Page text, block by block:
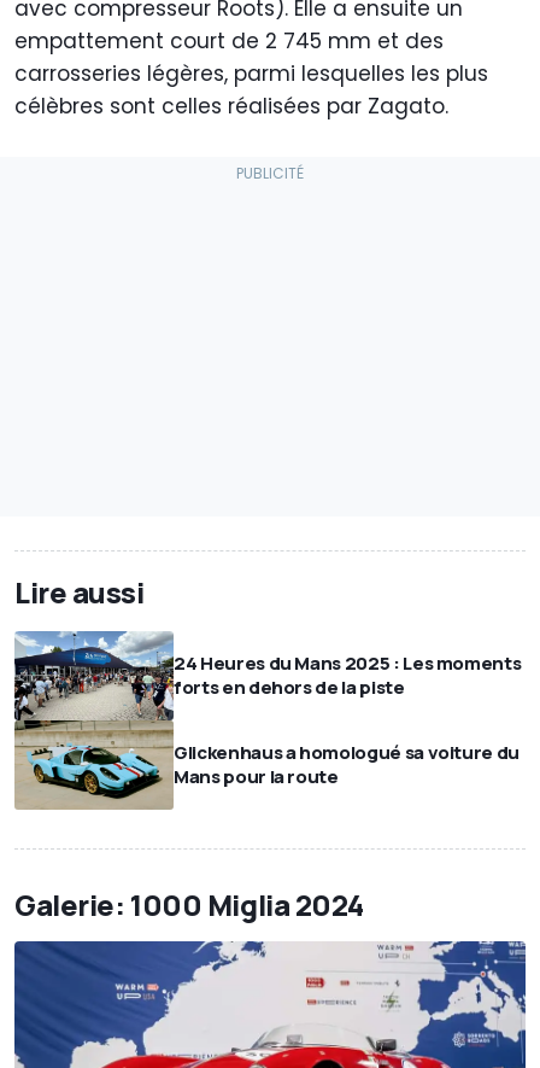
avec compresseur Roots). Elle a ensuite un
empattement court de 2 745 mm et des
carrosseries légères, parmi lesquelles les plus
célèbres sont celles réalisées par Zagato.
Lire aussi
24 Heures du Mans 2025 : Les moments
forts en dehors de la piste
Glickenhaus a homologué sa voiture du
Mans pour la route
Galerie: 1000 Miglia 2024